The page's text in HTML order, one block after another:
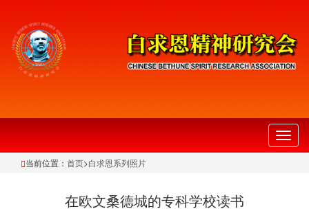
切
换
当前位置： 首页>白求恩系列照片
在欧文桑德城的专科学校读书